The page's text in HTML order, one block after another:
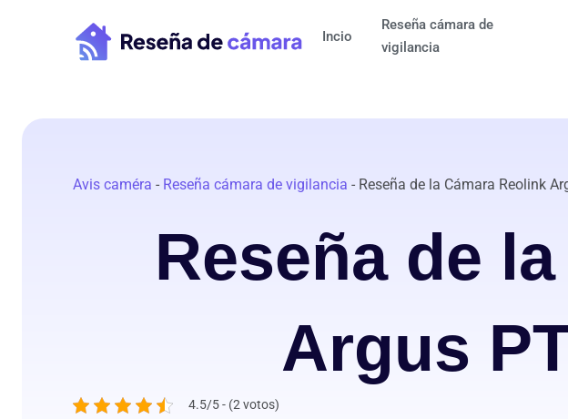
Incio
Reseña cámara de
vigilancia
Avis caméra - Reseña cámara de vigilancia - Reseña de la Cámara Reolink
Reseña de
Argus
4.5/5 - (2 votos)